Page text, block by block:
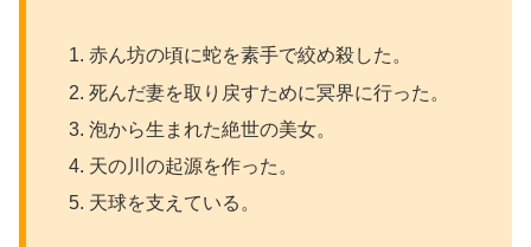
赤ん坊の頃に蛇を素手で絞め殺した。
死んだ妻を取り戻すために冥界に行った。
泡から生まれた絶世の美女。
天の川の起源を作った。
天球を支えている。